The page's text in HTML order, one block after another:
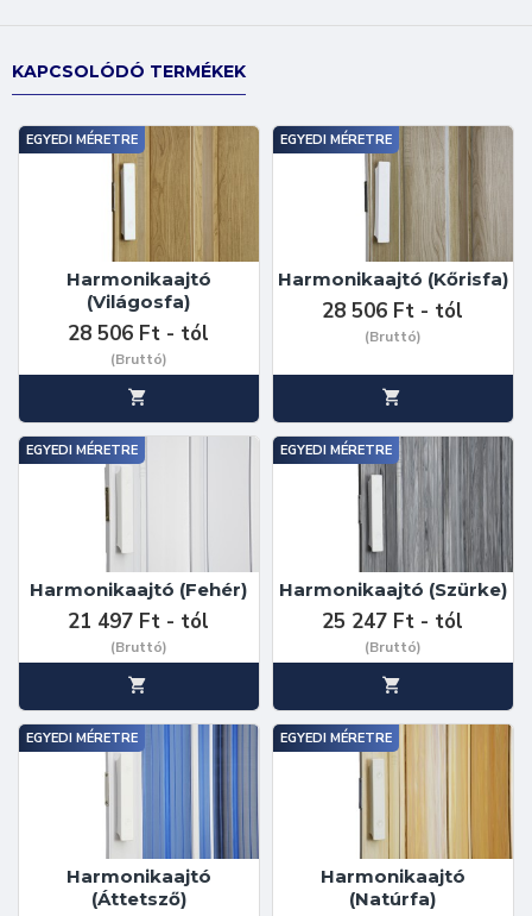
KAPCSOLÓDÓ TERMÉKEK
EGYEDI MÉRETRE
Harmonikaajtó
(Világosfa)
28 506 Ft - tól
(Bruttó)
EGYEDI MÉRETRE
Harmonikaajtó (Kőrisfa)
28 506 Ft - tól
(Bruttó)
EGYEDI MÉRETRE
Harmonikaajtó (Fehér)
21 497 Ft - tól
(Bruttó)
EGYEDI MÉRETRE
Harmonikaajtó (Szürke)
25 247 Ft - tól
(Bruttó)
EGYEDI MÉRETRE
Harmonikaajtó
(Áttetsző)
EGYEDI MÉRETRE
Harmonikaajtó
(Natúrfa)